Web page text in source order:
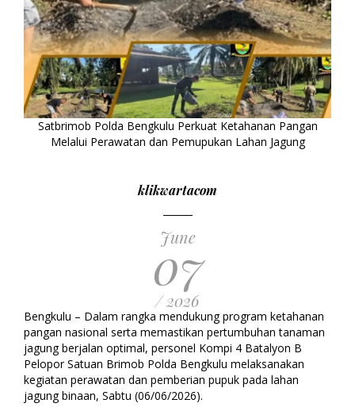
Satbrimob Polda Bengkulu Perkuat Ketahanan Pangan
Melalui Perawatan dan Pemupukan Lahan Jagung
klikwartacom
June
07
/ 2026
Bengkulu – Dalam rangka mendukung program ketahanan
pangan nasional serta memastikan pertumbuhan tanaman
jagung berjalan optimal, personel Kompi 4 Batalyon B
Pelopor Satuan Brimob Polda Bengkulu melaksanakan
kegiatan perawatan dan pemberian pupuk pada lahan
jagung binaan, Sabtu (06/06/2026).